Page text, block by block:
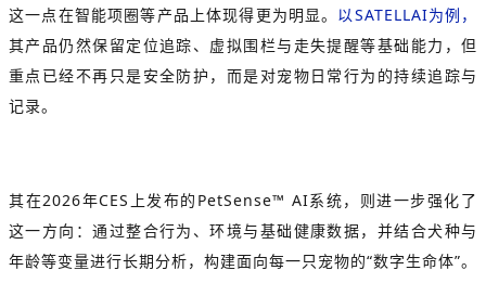
这一点在智能项圈等产品上体现得更为明显。 以SATELLAI为例，
其产品仍然保留定位追踪、虚拟围栏与走失提醒等基础能力，但
重点已经不再只是安全防护，而是对宠物日常行为的持续追踪与
记录。
其在2026年CES上发布的PetSense™ AI系统，则进一步强化了
这一方向：通过整合行为、环境与基础健康数据，并结合犬种与
年龄等变量进行长期分析，构建面向每一只宠物的“数字生命体”。